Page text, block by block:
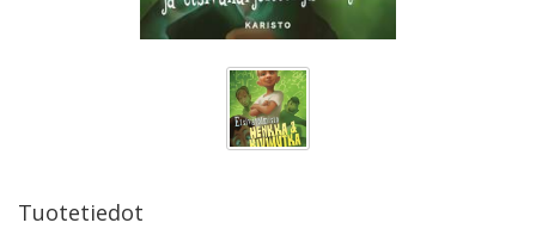
Tuotetiedot